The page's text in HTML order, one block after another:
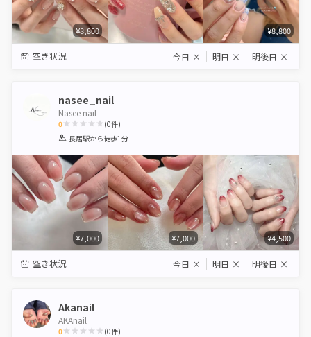
¥8,800 ¥8,800
空き状況 今日 × 明日 × 明後日 ×
nasee_nail
Nasee nail
0
1 2 3 4 5
(0件)
長居駅から徒歩1分
¥7,000 ¥7,000 ¥4,500
空き状況 今日 × 明日 × 明後日 ×
Akanail
AKAnail
0 (0件)